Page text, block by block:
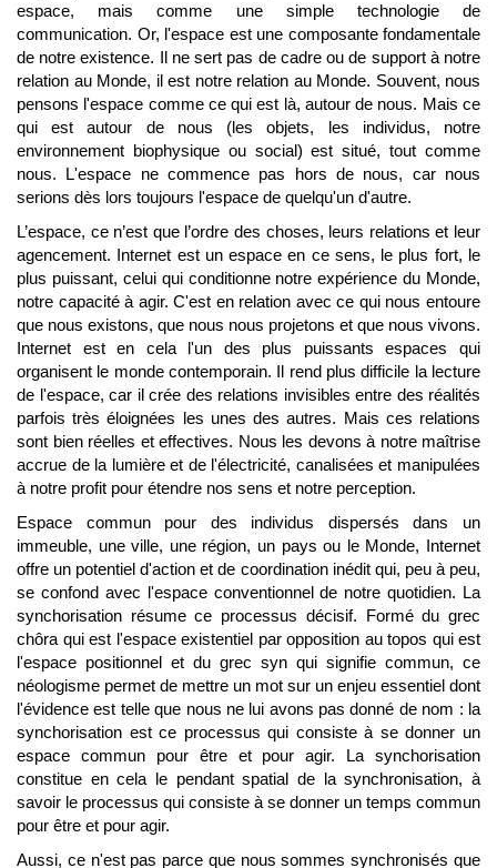
espace, mais comme une simple technologie de
communication. Or, l'espace est une composante fondamentale
de notre existence. Il ne sert pas de cadre ou de support à notre
relation au Monde, il est notre relation au Monde. Souvent, nous
pensons l'espace comme ce qui est là, autour de nous. Mais ce
qui est autour de nous (les objets, les individus, notre
environnement biophysique ou social) est situé, tout comme
nous. L'espace ne commence pas hors de nous, car nous
serions dès lors toujours l'espace de quelqu'un d'autre.
L’espace, ce n’est que l’ordre des choses, leurs relations et leur
agencement. Internet est un espace en ce sens, le plus fort, le
plus puissant, celui qui conditionne notre expérience du Monde,
notre capacité à agir. C'est en relation avec ce qui nous entoure
que nous existons, que nous nous projetons et que nous vivons.
Internet est en cela l'un des plus puissants espaces qui
organisent le monde contemporain. Il rend plus difficile la lecture
de l'espace, car il crée des relations invisibles entre des réalités
parfois très éloignées les unes des autres. Mais ces relations
sont bien réelles et effectives. Nous les devons à notre maîtrise
accrue de la lumière et de l'électricité, canalisées et manipulées
à notre profit pour étendre nos sens et notre perception.
Espace commun pour des individus dispersés dans un
immeuble, une ville, une région, un pays ou le Monde, Internet
offre un potentiel d'action et de coordination inédit qui, peu à peu,
se confond avec l'espace conventionnel de notre quotidien. La
synchorisation résume ce processus décisif. Formé du grec
chôra qui est l'espace existentiel par opposition au topos qui est
l'espace positionnel et du grec syn qui signifie commun, ce
néologisme permet de mettre un mot sur un enjeu essentiel dont
l'évidence est telle que nous ne lui avons pas donné de nom : la
synchorisation est ce processus qui consiste à se donner un
espace commun pour être et pour agir. La synchorisation
constitue en cela le pendant spatial de la synchronisation, à
savoir le processus qui consiste à se donner un temps commun
pour être et pour agir.
Aussi, ce n'est pas parce que nous sommes synchronisés que